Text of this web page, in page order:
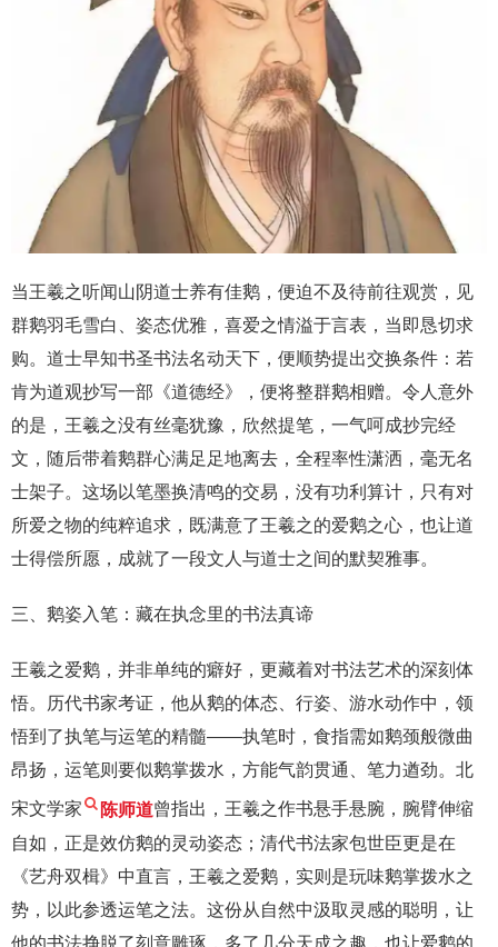
当王羲之听闻山阴道士养有佳鹅，便迫不及待前往观赏，见
群鹅羽毛雪白、姿态优雅，喜爱之情溢于言表，当即恳切求
购。道士早知书圣书法名动天下，便顺势提出交换条件：若
肯为道观抄写一部《道德经》，便将整群鹅相赠。令人意外
的是，王羲之没有丝毫犹豫，欣然提笔，一气呵成抄完经
文，随后带着鹅群心满足足地离去，全程率性潇洒，毫无名
士架子。这场以笔墨换清鸣的交易，没有功利算计，只有对
所爱之物的纯粹追求，既满意了王羲之的爱鹅之心，也让道
士得偿所愿，成就了一段文人与道士之间的默契雅事。
三、鹅姿入笔：藏在执念里的书法真谛
王羲之爱鹅，并非单纯的癖好，更藏着对书法艺术的深刻体
悟。历代书家考证，他从鹅的体态、行姿、游水动作中，领
悟到了执笔与运笔的精髓——执笔时，食指需如鹅颈般微曲
昂扬，运笔则要似鹅掌拨水，方能气韵贯通、笔力遒劲。北
宋文学家 陈师道曾指出，王羲之作书悬手悬腕，腕臂伸缩
自如，正是效仿鹅的灵动姿态；清代书法家包世臣更是在
《艺舟双楫》中直言，王羲之爱鹅，实则是玩味鹅掌拨水之
势，以此参透运笔之法。这份从自然中汲取灵感的聪明，让
他的书法挣脱了刻意雕琢，多了几分天成之趣，也让爱鹅的